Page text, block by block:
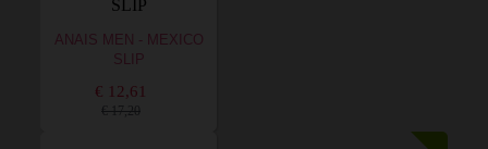
ANAIS MEN - MEXICO
SLIP
€ 12,61
€ 17,20